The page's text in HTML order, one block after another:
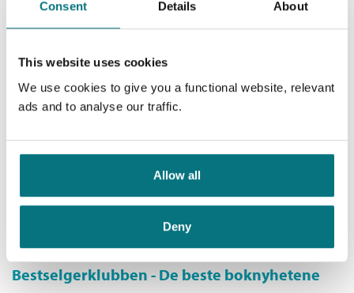
Consent Details About
This website uses cookies
We use cookies to give you a functional website, relevant
ads and to analyse our traffic.
Allow all
Deny
Pris 299,–
Kjøp
Adressebøkene
Nils-Øivind Haagensen
Bestselgerklubben - De beste boknyhetene